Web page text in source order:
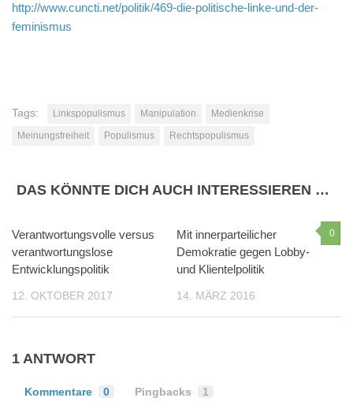
http://www.cuncti.net/politik/469-die-politische-linke-und-der-
feminismus
Tags: Linkspopulismus Manipulation
Medienkrise
Meinungsfreiheit
Populismus Rechtspopulismus
DAS KÖNNTE DICH AUCH INTERESSIEREN …
Verantwortungsvolle versus
verantwortungslose
Entwicklungspolitik
12. OKTOBER 2017
0
Mit innerparteilicher
Demokratie gegen Lobby-
und Klientelpolitik
14. MÄRZ 2016
1 ANTWORT
Kommentare 0 Pingbacks 1